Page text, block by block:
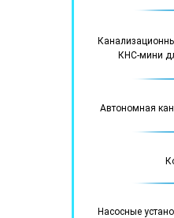
КНС-мини
Автономная
Насосные